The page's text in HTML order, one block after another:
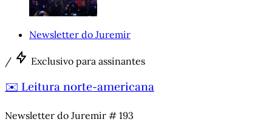
Newsletter do Juremir
/ Exclusivo para assinantes
✉️ Leitura norte-americana
Newsletter do Juremir # 193